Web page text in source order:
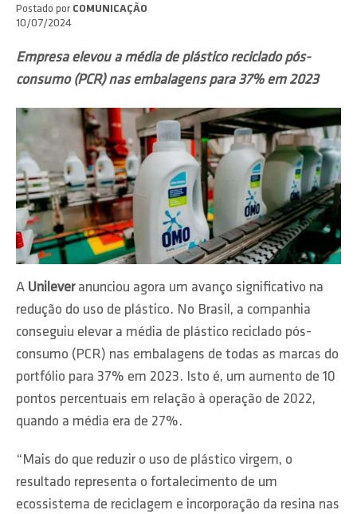
Postado por COMUNICAÇÃO
10/07/2024
Empresa elevou a média de plástico reciclado pós-
consumo (PCR) nas embalagens para 37% em 2023
A Unileveranunciou agora um avanço significativo na
redução do uso de plástico. No Brasil, a companhia
conseguiu elevar a média de plástico reciclado pós-
consumo (PCR) nas embalagens de todas as marcas do
portfólio para 37% em 2023. Isto é, um aumento de 10
pontos percentuais em relação à operação de 2022,
quando a média era de 27%.
“Mais do que reduzir o uso de plástico virgem, o
resultado representa o fortalecimento de um
ecossistema de reciclagem e incorporação da resina nas